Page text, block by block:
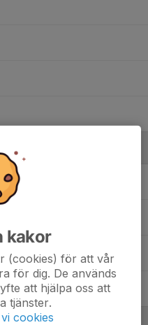
Tränare
kakor
(cookies) för att vår
för dig. De används
att hjälpa oss att
tjänster.
cookies